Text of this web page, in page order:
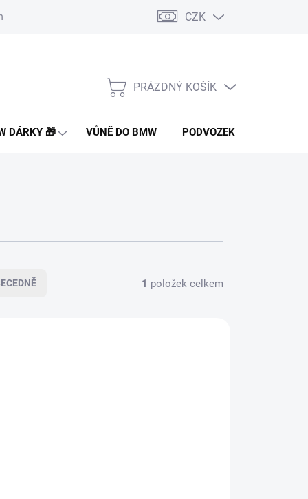
Montáž a instalace dílů
CZK
NÁKUPNÍ
PRÁZDNÝ KOŠÍK
DÁRKY 🎁 VŮNĚ DO BMW PODVOZEK PRO BMW
1 položek celkem